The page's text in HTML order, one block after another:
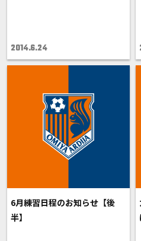
2014.6.24
6月練習日程のお知らせ【後
半】